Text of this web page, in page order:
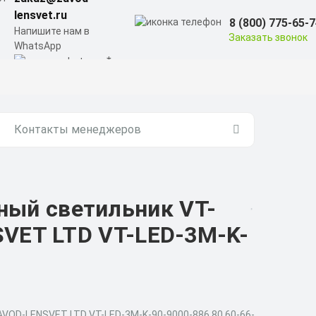
lensvet.ru
Напишите нам в
WhatsApp
8 (800) 775-65-
Заказать звонок
Контакты менеджеров
светильник VT-
LTD VT-LED-3M-K-